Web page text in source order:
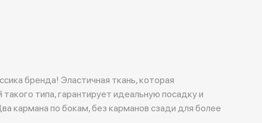
бренда! Эластичная ткань, которая
типа, гарантирует идеальную посадку и
кармана по бокам, без карманов сзади для более